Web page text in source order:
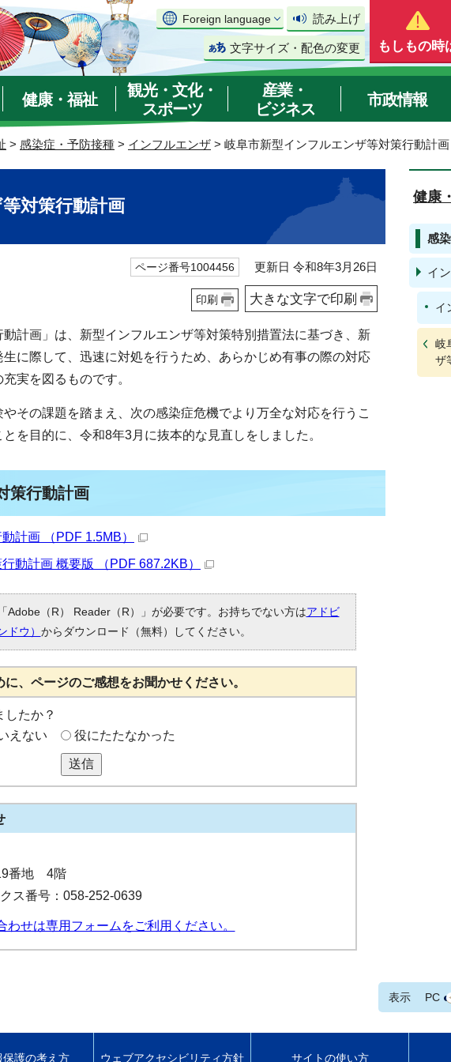
Foreign language 読み上げ
文字サイズ・配色の変更 もしもの時
健康・福祉
観光・文化・
スポーツ
産業・
ビジネス
市政情報
> 感染症・予防接種 > インフルエンザ > 岐阜市新型インフルエンザ等対策行動計画
対策行動計画
ページ番号1004456 更新日 令和8年3月26日
印刷 大きな文字で印刷
動計画」は、新型インフルエンザ等対策特別措置法に基づき、新
に際して、迅速に対処を行うため、あらかじめ有事の際の対応
実を図るものです。
その課題を踏まえ、次の感染症危機でより万全な対応を行うこ
を目的に、令和8年3月に抜本的な見直しをしました。
策行動計画
計画 （PDF 1.5MB）
動計画 概要版 （PDF 687.2KB）
Adobe（R） Reader（R）」が必要です。お持ちでない方はアドビ
ウ） からダウンロード（無料）してください。
、ページのご感想をお聞かせください。
したか？
えない 役にたたなかった
送信
番地 4階
ス番号：058-252-0639
せは専用フォームをご利用ください。
健康
感
イ
イ
岐
ザ
表示 PC
保護の考え方 ウェブアクセシビリティ方針 サイトの使い方